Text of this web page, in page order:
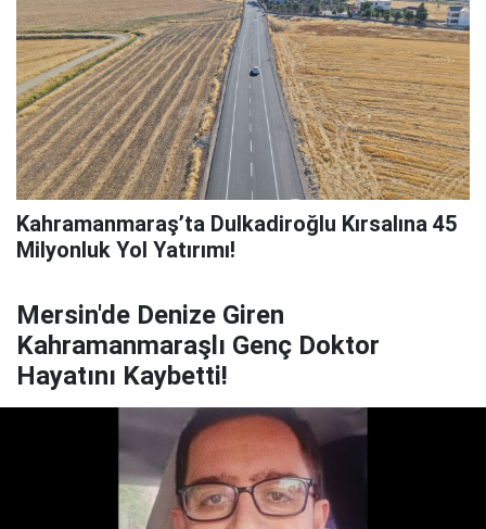
Kahramanmaraş’ta Dulkadiroğlu Kırsalına 45
Milyonluk Yol Yatırımı!
Mersin'de Denize Giren
Kahramanmaraşlı Genç Doktor
Hayatını Kaybetti!